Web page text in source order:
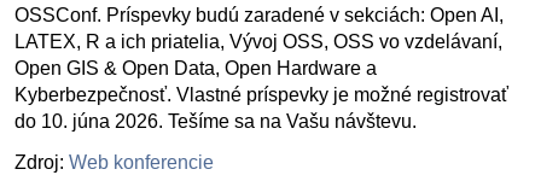
OSSConf. Príspevky budú zaradené v sekciách: Open AI,
LATEX, R a ich priatelia, Vývoj OSS, OSS vo vzdelávaní,
Open GIS & Open Data, Open Hardware a
Kyberbezpečnosť. Vlastné príspevky je možné registrovať
do 10. júna 2026. Tešíme sa na Vašu návštevu.
Zdroj: Web konferencie